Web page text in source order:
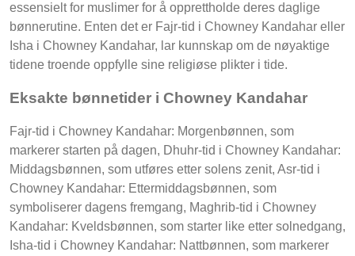
essensielt for muslimer for å opprettholde deres daglige
bønnerutine. Enten det er Fajr-tid i Chowney Kandahar eller
Isha i Chowney Kandahar, lar kunnskap om de nøyaktige
tidene troende oppfylle sine religiøse plikter i tide.
Eksakte bønnetider i Chowney Kandahar
Fajr-tid i Chowney Kandahar: Morgenbønnen, som
markerer starten på dagen, Dhuhr-tid i Chowney Kandahar:
Middagsbønnen, som utføres etter solens zenit, Asr-tid i
Chowney Kandahar: Ettermiddagsbønnen, som
symboliserer dagens fremgang, Maghrib-tid i Chowney
Kandahar: Kveldsbønnen, som starter like etter solnedgang,
Isha-tid i Chowney Kandahar: Nattbønnen, som markerer